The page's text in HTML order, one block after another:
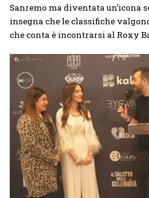
Sanremo ma diventata un’icona
insegna che le classifiche
che conta è incontrarsi al Roxy